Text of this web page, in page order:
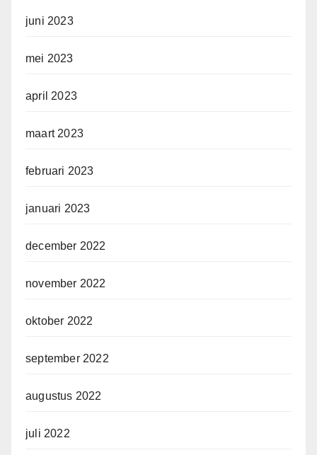
juni 2023
mei 2023
april 2023
maart 2023
februari 2023
januari 2023
december 2022
november 2022
oktober 2022
september 2022
augustus 2022
juli 2022